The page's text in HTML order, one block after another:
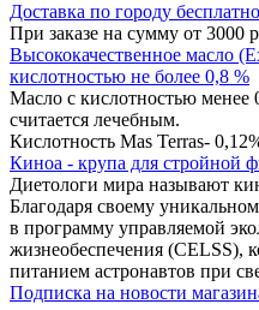
Доставка по городу бесплатно
При заказе на сумму от 3000
Высококачественное масло
кислотностью не более 0,8 %
Масло с кислотностью менее
считается лечебным.
Кислотность Mas Terras-
Киноа - крупа для стройной
Диетологи мира называют
Благодаря своему
в программу управляемой
жизнеобеспечения (CELSS),
питанием астронавтов при
Подписка на новости